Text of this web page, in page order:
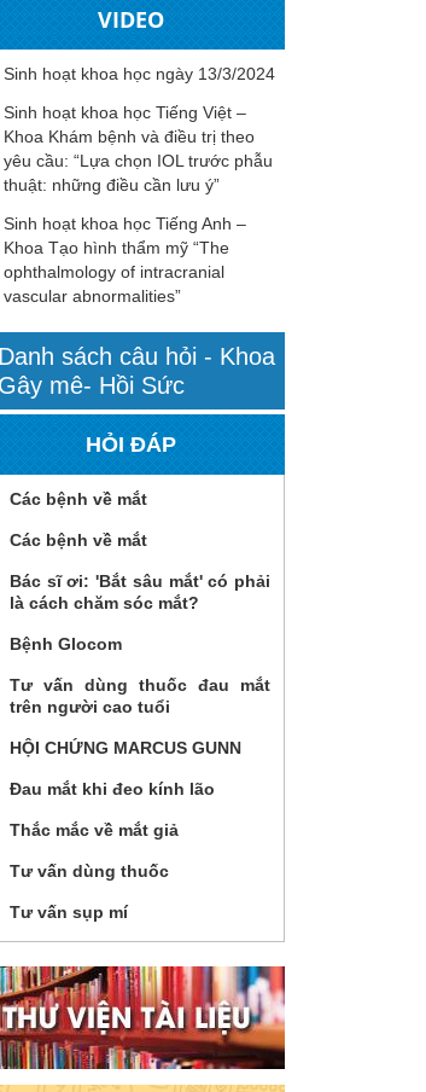
VIDEO
Sinh hoạt khoa học ngày 13/3/2024
Sinh hoạt khoa học Tiếng Việt –
Khoa Khám bệnh và điều trị theo
yêu cầu: “Lựa chọn IOL trước phẫu
thuật: những điều cần lưu ý”
Sinh hoạt khoa học Tiếng Anh –
Khoa Tạo hình thẩm mỹ “The
ophthalmology of intracranial
vascular abnormalities”
Danh sách câu hỏi - Khoa
Gây mê- Hồi Sức
HỎI ĐÁP
Các bệnh về mắt
Các bệnh về mắt
Bác sĩ ơi: 'Bắt sâu mắt' có phải
là cách chăm sóc mắt?
Bệnh Glocom
Tư vấn dùng thuốc đau mắt
trên người cao tuổi
HỘI CHỨNG MARCUS GUNN
Đau mắt khi đeo kính lão
Thắc mắc về mắt giả
Tư vấn dùng thuốc
Tư vấn sụp mí